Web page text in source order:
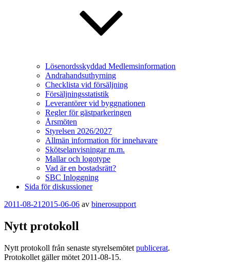
Lösenordsskyddad Medlemsinformation
Andrahandsuthyrning
Checklista vid försäljning
Försäljningsstatistik
Leverantörer vid byggnationen
Regler för gästparkeringen
Årsmöten
Styrelsen 2026/2027
Allmän information för innehavare
Skötselanvisningar m.m.
Mallar och logotype
Vad är en bostadsrätt?
SBC Inloggning
Sida för diskussioner
Publicerat
2011-08-21 2015-06-06 av binerosupport
Nytt protokoll
Nytt protokoll från senaste styrelsemötet publicerat.
Protokollet gäller mötet 2011-08-15.